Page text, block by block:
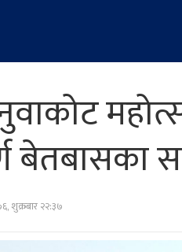
बेतबासका
शुक्रबार २२:३७